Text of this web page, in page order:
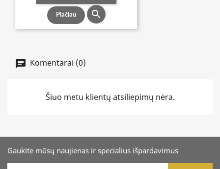
Plačiau 
Komentarai (0)
Šiuo metu klientų atsiliepimų nėra.
Gaukite mūsų naujienas ir specialius išpardavimus